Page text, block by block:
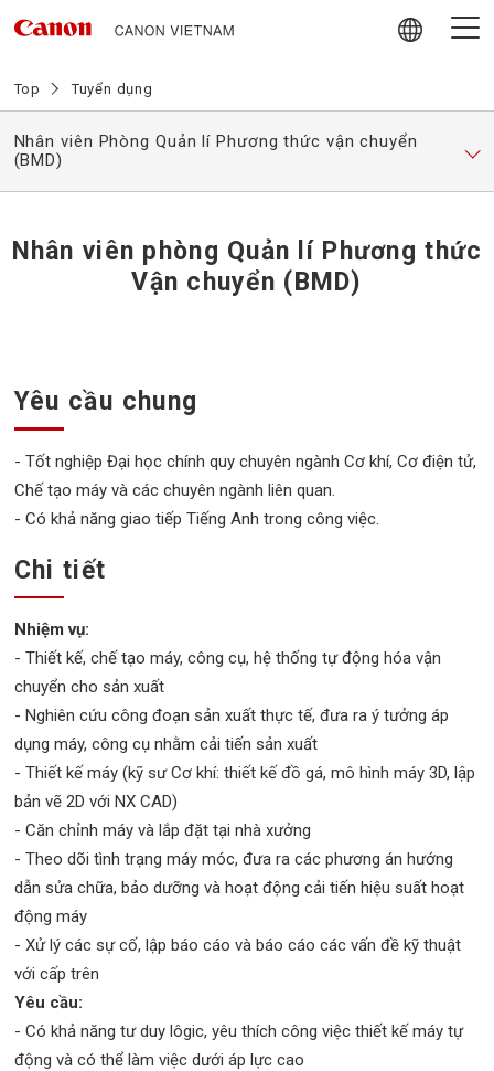
Giới thiệu về Canon Vietnam
Video
Hoạt động trách nhiệm Xã hội
Tuyển dụng
Liên hệ
Top Tuyển dụng
Nhân viên Phòng Quản lí Phương thức vận chuyển
(BMD)
Nhân viên phòng Quản lí Phương thức
Vận chuyển (BMD)
Yêu cầu chung
- Tốt nghiệp Đại học chính quy chuyên ngành Cơ khí, Cơ điện tử,
Chế tạo máy và các chuyên ngành liên quan.
- Có khả năng giao tiếp Tiếng Anh trong công việc.
Chi tiết
Nhiệm vụ:
- Thiết kế, chế tạo máy, công cụ, hệ thống tự động hóa vận
chuyển cho sản xuất
- Nghiên cứu công đoạn sản xuất thực tế, đưa ra ý tưởng áp
dụng máy, công cụ nhằm cải tiến sản xuất
- Thiết kế máy (kỹ sư Cơ khí: thiết kế đồ gá, mô hình máy 3D, lập
bản vẽ 2D với NX CAD)
- Căn chỉnh máy và lắp đặt tại nhà xưởng
- Theo dõi tình trạng máy móc, đưa ra các phương án hướng
dẫn sửa chữa, bảo dưỡng và hoạt động cải tiến hiệu suất hoạt
động máy
- Xử lý các sự cố, lập báo cáo và báo cáo các vấn đề kỹ thuật
với cấp trên
Yêu cầu:
- Có khả năng tư duy lôgic, yêu thích công việc thiết kế máy tự
động và có thể làm việc dưới áp lực cao